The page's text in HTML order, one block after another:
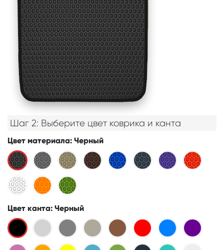
Шаг 2: Выберите цвет коврика и канта
Цвет материала: Черный
Цвет канта: Черный